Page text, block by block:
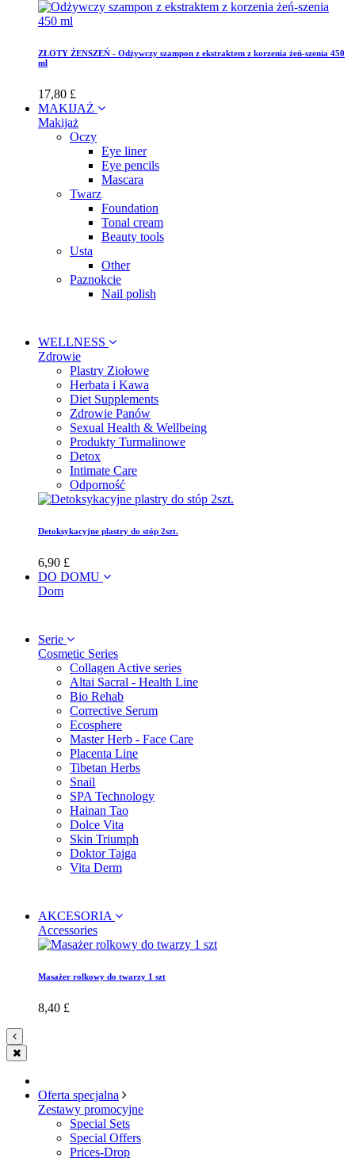
ZŁOTY ŻENSZEŃ - Odżywczy szampon z ekstraktem z korzenia żeń-szenia 450
ml
17,80 £
MAKIJAŻ
Makijaż
Oczy
Eye liner
Eye pencils
Mascara
Twarz
Foundation
Tonal cream
Beauty tools
Usta
Other
Paznokcie
Nail polish
WELLNESS
Zdrowie
Plastry Ziołowe
Herbata i Kawa
Diet Supplements
Zdrowie Panów
Sexual Health & Wellbeing
Produkty Turmalinowe
Detox
Intimate Care
Odporność
Detoksykacyjne plastry do stóp 2szt.
6,90 £
DO DOMU
Dom
Serie
Cosmetic Series
Collagen Active series
Altai Sacral - Health Line
Bio Rehab
Corrective Serum
Ecosphere
Master Herb - Face Care
Placenta Line
Tibetan Herbs
Snail
SPA Technology
Hainan Tao
Dolce Vita
Skin Triumph
Doktor Tajga
Vita Derm
AKCESORIA
Accessories
Masażer rolkowy do twarzy 1 szt
8,40 £
Oferta specjalna
Zestawy promocyjne
Special Sets
Special Offers
Prices-Drop